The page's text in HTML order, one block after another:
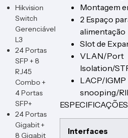
Hikvision
Switch
Gerenciável
L3
24 Portas
SFP + 8
RJ45
Combo +
4 Portas
SFP+
24 Portas
Gigabit +
8 Gigabit
Montagem
2 Espaço
alimentação
Slot de
VLAN/Port
Isolation/
LACP/IGMP
snooping/
ESPECIFICAÇÕES
Interfaces